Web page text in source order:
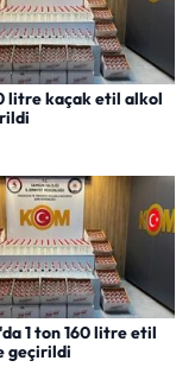
litre kaçak etil alkol
1 ton 160 litre etil
geçirildi